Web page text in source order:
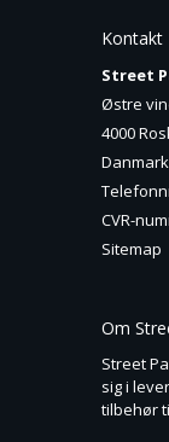
Kontakt
Street
Østre
4000
Danmark
CVR-
Sitemap
Om
Street
sig i
tilbehør